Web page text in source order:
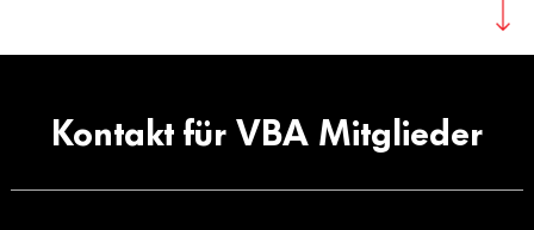
Kontakt für VBA Mitglieder